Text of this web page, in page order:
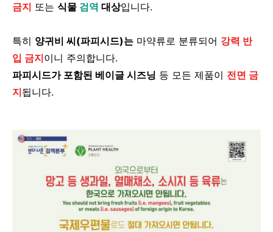
금지 또는 식물 검역 대상입니다.
특히 양귀비 씨(파피시드)는 마약류로 분류되어 강력 반
입 금지이니 주의합니다.
파피시드가 포함된 베이글 시즈닝 등 모든 제품이 전면 금
지됩니다.